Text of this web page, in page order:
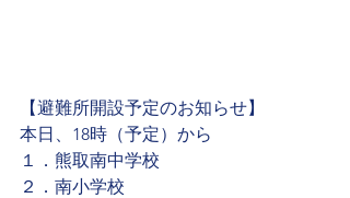
【避難所開設予定のお知らせ】
本日、18時（予定）から
１．熊取南中学校
２．南小学校